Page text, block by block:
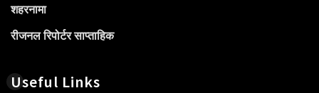
शहरनामा
रीजनल रिपोर्टर साप्ताहिक
Useful Links